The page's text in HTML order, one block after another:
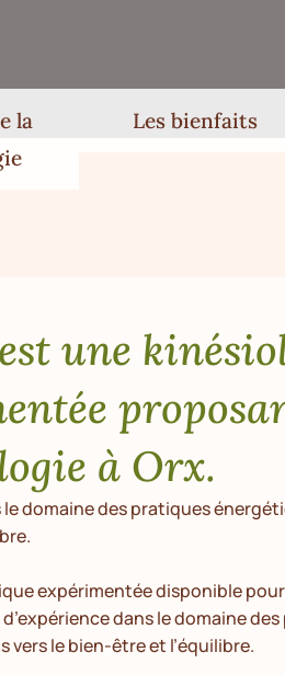
la
Les bienfaits
une
à Orx.
domaine des pratiques
expérimentée disponible
dans le domaine
vers le bien-être et l’équilibre.